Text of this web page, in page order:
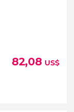
82,08 US$